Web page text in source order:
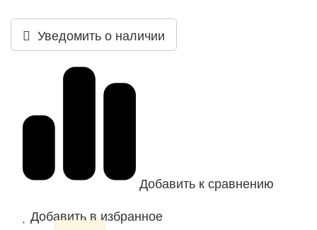
Уведомить о наличии
Добавить к сравнению
Добавить в избранное